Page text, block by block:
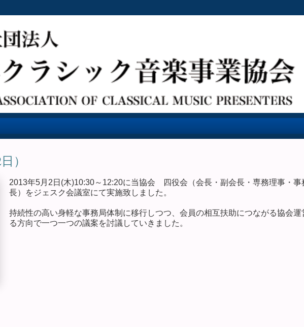
）
2013年5月2日(木)10:30～12:20に当協会 四役会（会長・副会長・専務理事・事
長）をジェスク会議室にて実施致しました。
持続性の高い身軽な事務局体制に移行しつつ、会員の相互扶助につながる協会運
る方向で一つ一つの議案を討議していきました。